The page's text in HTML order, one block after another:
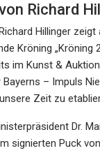
Richard
Hillinger
Kröning
im Kunst &
– Impuls
Zeit zu
Dr.
signierten Puck